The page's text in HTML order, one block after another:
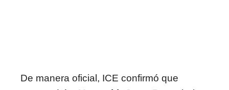
De manera oficial, ICE confirmó que